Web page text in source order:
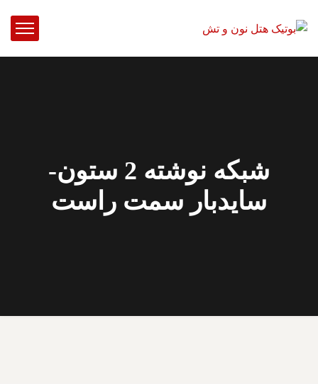
شبکه نوشته 2 ستون-
سایدبار سمت راست